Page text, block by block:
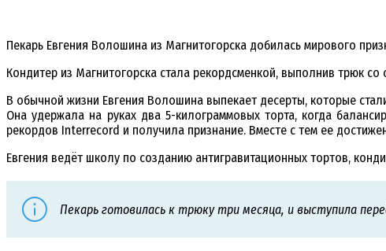
Пекарь Евгения Волошина из Магнитогорска добилась мирового
Кондитер из Магнитогорска стала рекордсменкой, выполнив трюк со
В обычной жизни Евгения Волошина выпекает десерты, которые
Она удержала на руках два 5-килограммовых торта, когда
рекордов Interrecord и получила признание. Вместе с тем ее
Евгения ведёт школу по созданию антигравитационных тортов,
Пекарь готовилась к трюку три месяца, и выступила